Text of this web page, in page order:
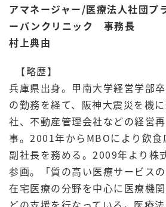
アマネージャー/医療法人社団
ーバンクリニック 事務長
村上典由
【略歴】
兵庫県出身。甲南大学経営学部
の勤務を経て、阪神大震災を機
社、不動産管理会社などの経営
事。2001年からMBOにより飲食
副社長を務める。2009年より株
参画。「質の高い医療サービス
在宅医療の分野を中心に医療機